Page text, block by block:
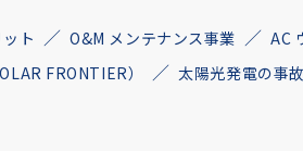
ト O&M メンテナンス事業
AC
FRONTIER）
太陽光発電の事